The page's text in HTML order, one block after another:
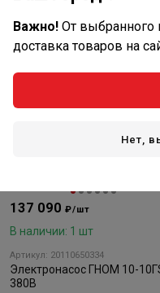
137 090₽/шт
В наличии: 1 шт
Артикул: 20110650334
Электронасос ГНОМ 10-
380В
Важно! От выбранного
доставка товаров на
Нет,